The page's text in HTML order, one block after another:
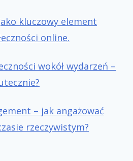
kluczowy element
online.
wokół wydarzeń –
– jak angażować
rzeczywistym?